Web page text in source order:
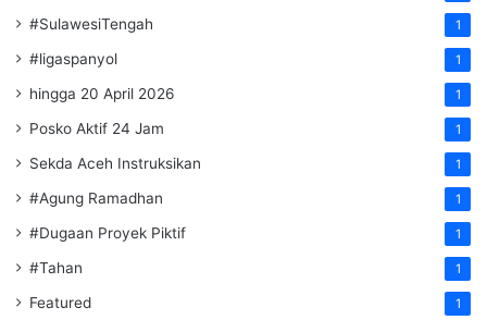
#SulawesiTengah 1
#ligaspanyol 1
hingga 20 April 2026 1
Posko Aktif 24 Jam 1
Sekda Aceh Instruksikan 1
#Agung Ramadhan 1
#Dugaan Proyek Piktif 1
#Tahan 1
Featured 1